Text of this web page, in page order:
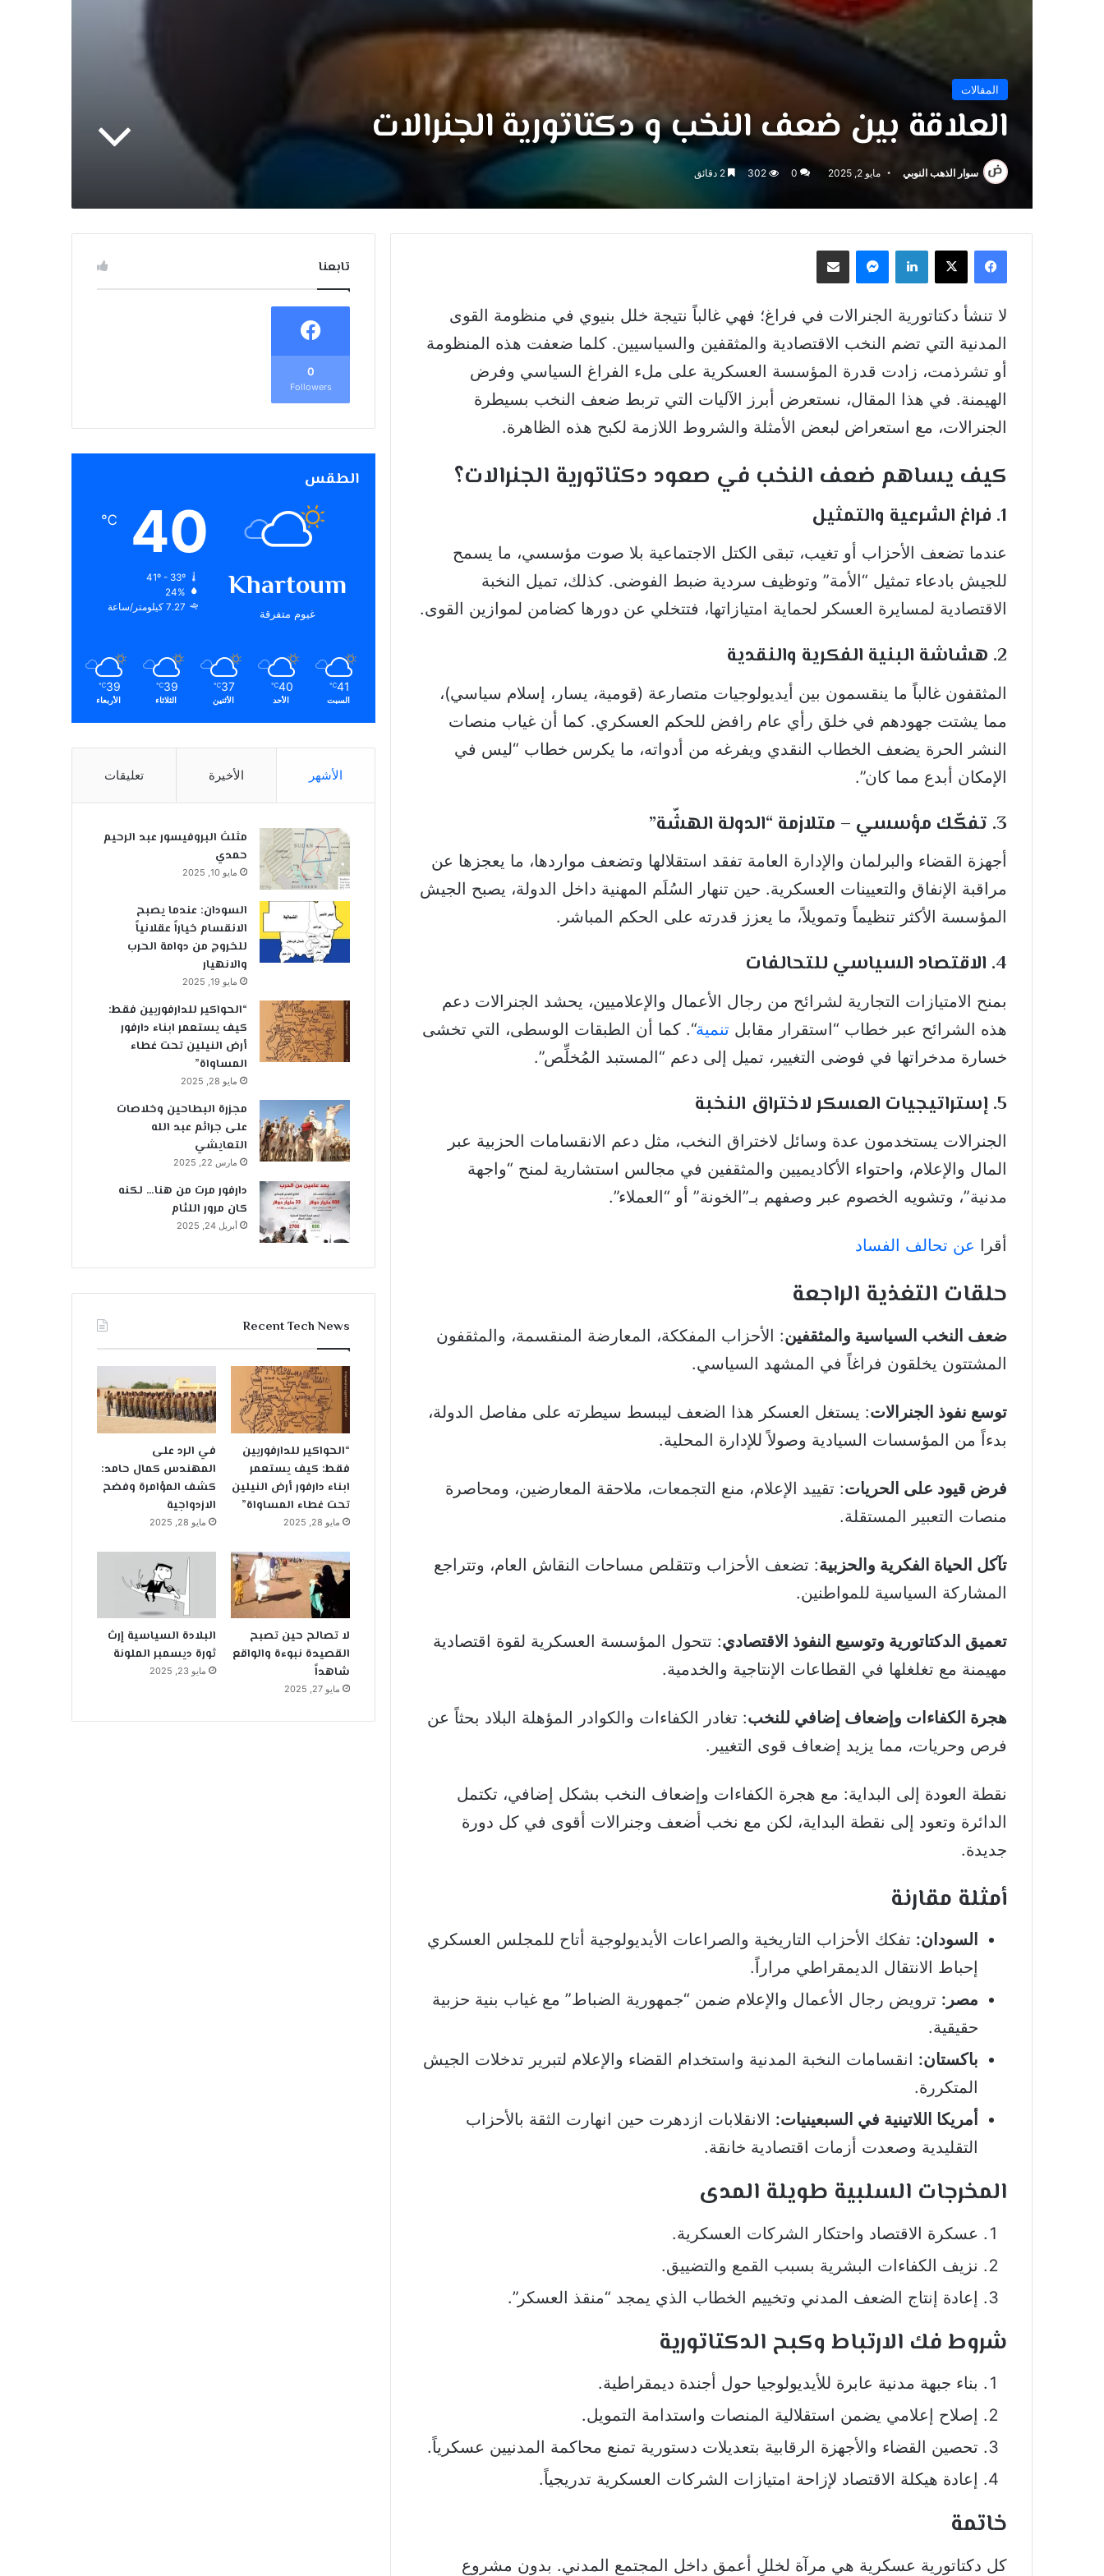
المقالات
العلاقة بين ضعف النخب و دكتاتورية الجنرالات
سوار الذهب النوبي مايو 2, 2025 0
302
فيسبوك ‫X لينكدإن ماسنجر مشاركة عبر البريد
لا تنشأ دكتاتورية الجنرالات في فراغ؛ فهي غالباً نتيجة خلل بنيوي في منظومة القوى
المدنية التي تضم النخب الاقتصادية والمثقفين والسياسيين. كلما ضعفت هذه المنظومة
أو تشرذمت، زادت قدرة المؤسسة العسكرية على ملء الفراغ السياسي وفرض
الهيمنة. في هذا المقال، نستعرض أبرز الآليات التي تربط ضعف النخب بسيطرة
الجنرالات، مع استعراض لبعض الأمثلة والشروط اللازمة لكبح هذه الظاهرة.
كيف يساهم ضعف النخب في صعود دكتاتورية الجنرالات؟
1. فراغ الشرعية والتمثيل
عندما تضعف الأحزاب أو تغيب، تبقى الكتل الاجتماعية بلا صوت مؤسسي، ما يسمح
للجيش بادعاء تمثيل “الأمة” وتوظيف سردية ضبط الفوضى. كذلك، تميل النخبة
الاقتصادية لمسايرة العسكر لحماية امتيازاتها، فتتخلي عن دورها كضامن لموازين القوى.
2. هشاشة البنية الفكرية والنقدية
المثقفون غالباً ما ينقسمون بين أيديولوجيات متصارعة (قومية، يسار، إسلام سياسي)،
مما يشتت جهودهم في خلق رأي عام رافض للحكم العسكري. كما أن غياب منصات
النشر الحرة يضعف الخطاب النقدي ويفرغه من أدواته، ما يكرس خطاب “ليس في
الإمكان أبدع مما كان”.
3. تفكّك مؤسسي – متلازمة “الدولة الهشّة”
أجهزة القضاء والبرلمان والإدارة العامة تفقد استقلالها وتضعف مواردها، ما يعجزها عن
مراقبة الإنفاق والتعيينات العسكرية. حين تنهار السُلَم المهنية داخل الدولة، يصبح الجيش
المؤسسة الأكثر تنظيماً وتمويلاً، ما يعزز قدرته على الحكم المباشر.
4. الاقتصاد السياسي للتحالفات
بمنح الامتيازات التجارية لشرائح من رجال الأعمال والإعلاميين، يحشد الجنرالات دعم
هذه الشرائح عبر خطاب “استقرار مقابل تنمية“. كما أن الطبقات الوسطى، التي تخشى
خسارة مدخراتها في فوضى التغيير، تميل إلى دعم “المستبد المُخلِّص”.
5. إستراتيجيات العسكر لاختراق النخبة
الجنرالات يستخدمون عدة وسائل لاختراق النخب، مثل دعم الانقسامات الحزبية عبر
المال والإعلام، واحتواء الأكاديميين والمثقفين في مجالس استشارية لمنح “واجهة
مدنية”، وتشويه الخصوم عبر وصفهم بـ”الخونة” أو “العملاء”.
أقرا عن تحالف الفساد
حلقات التغذية الراجعة
ضعف النخب السياسية والمثقفين: الأحزاب المفككة، المعارضة المنقسمة، والمثقفون
المشتتون يخلقون فراغاً في المشهد السياسي.
توسع نفوذ الجنرالات: يستغل العسكر هذا الضعف ليبسط سيطرته على مفاصل الدولة،
بدءاً من المؤسسات السيادية وصولاً للإدارة المحلية.
فرض قيود على الحريات: تقييد الإعلام، منع التجمعات، ملاحقة المعارضين، ومحاصرة
منصات التعبير المستقلة.
تآكل الحياة الفكرية والحزبية: تضعف الأحزاب وتتقلص مساحات النقاش العام، وتتراجع
المشاركة السياسية للمواطنين.
تعميق الدكتاتورية وتوسيع النفوذ الاقتصادي: تتحول المؤسسة العسكرية لقوة اقتصادية
مهيمنة مع تغلغلها في القطاعات الإنتاجية والخدمية.
هجرة الكفاءات وإضعاف إضافي للنخب: تغادر الكفاءات والكوادر المؤهلة البلاد بحثاً عن
فرص وحريات، مما يزيد إضعاف قوى التغيير.
نقطة العودة إلى البداية: مع هجرة الكفاءات وإضعاف النخب بشكل إضافي، تكتمل
الدائرة وتعود إلى نقطة البداية، لكن مع نخب أضعف وجنرالات أقوى في كل دورة
جديدة.
أمثلة مقارنة
السودان: تفكك الأحزاب التاريخية والصراعات الأيديولوجية أتاح للمجلس العسكري
إحباط الانتقال الديمقراطي مراراً.
مصر: ترويض رجال الأعمال والإعلام ضمن “جمهورية الضباط” مع غياب بنية حزبية
حقيقية.
باكستان: انقسامات النخبة المدنية واستخدام القضاء والإعلام لتبرير تدخلات الجيش
المتكررة.
أمريكا اللاتينية في السبعينيات: الانقلابات ازدهرت حين انهارت الثقة بالأحزاب
التقليدية وصعدت أزمات اقتصادية خانقة.
المخرجات السلبية طويلة المدى
عسكرة الاقتصاد واحتكار الشركات العسكرية.
نزيف الكفاءات البشرية بسبب القمع والتضييق.
إعادة إنتاج الضعف المدني وتخييم الخطاب الذي يمجد “منقذ العسكر”.
شروط فك الارتباط وكبح الدكتاتورية
بناء جبهة مدنية عابرة للأيديولوجيا حول أجندة ديمقراطية.
إصلاح إعلامي يضمن استقلالية المنصات واستدامة التمويل.
تحصين القضاء والأجهزة الرقابية بتعديلات دستورية تمنع محاكمة المدنيين عسكرياً.
إعادة هيكلة الاقتصاد لإزاحة امتيازات الشركات العسكرية تدريجياً.
خاتمة
كل دكتاتورية عسكرية هي مرآة لخللٍ أعمق داخل المجتمع المدني. بدون مشروع
تابعنا
0
Followers
الطقس
Khartoum
غيوم متفرقة
40
℃
41º - 33º
24%
7.27 كيلومتر/ساعة
41
℃
السبت
40
℃
الأحد
37
℃
الأثنين
39
℃
الثلاثاء
39
℃
الأربعاء
الأشهر الأخيرة تعليقات
مثلث البروفيسور عبد الرحيم
حمدي
مايو 10, 2025
السودان: عندما يصبح
الانقسام خياراً عقلانياً
للخروج من دوامة الحرب
والانهيار
مايو 19, 2025
“الحواكير للدارفوريين فقط:
كيف يستعمر ابناء دارفور
أرض النيلين تحت غطاء
المساواة”
مايو 28, 2025
مجزرة البطاحين وخلاصات
على جرائم عبد الله
التعايشي
مارس 22, 2025
دارفور مرت من هنا… لكنه
كان مرور اللئام
أبريل 24, 2025
Recent Tech News
“الحواكير للدارفوريين
فقط: كيف يستعمر
ابناء دارفور أرض النيلين
تحت غطاء المساواة”
مايو 28, 2025
في الرد على
المهندس كمال حامد:
كشف المؤامرة وفضح
الازدواجية
مايو 28, 2025
لا تصالح حين تصبح
القصيدة نبوءة والواقع
شاهداً
مايو 27, 2025
البلادة السياسية إرث
ثورة ديسمبر الملونة
مايو 23, 2025